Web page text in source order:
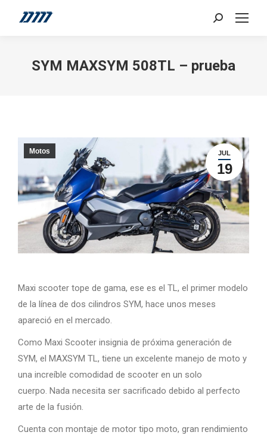
Search:
SYM MAXSYM 508TL – prueba
JUL
19
Motos
Maxi scooter tope de gama, ese es el TL, el primer modelo
de la línea de dos cilindros SYM, hace unos meses
apareció en el mercado.
Como Maxi Scooter insignia de próxima generación de
SYM, el MAXSYM TL, tiene un excelente manejo de moto y
una increíble comodidad de scooter en un solo
cuerpo. Nada necesita ser sacrificado debido al perfecto
arte de la fusión.
Cuenta con montaje de motor tipo moto, gran rendimiento